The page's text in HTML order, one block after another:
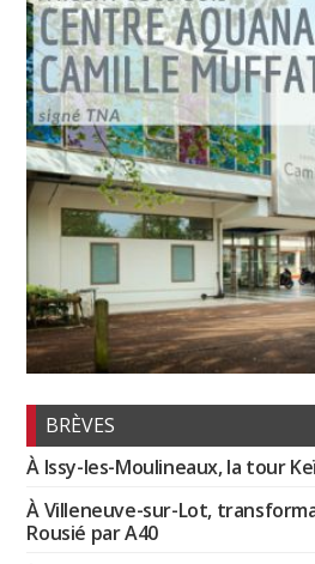
BRÈVES
À Issy-les-Moulineaux, la tour
À Villeneuve-sur-Lot,
Rousié par A40